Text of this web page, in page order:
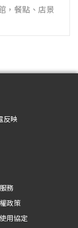
，餐點、店景
反映
務
政策
用協定